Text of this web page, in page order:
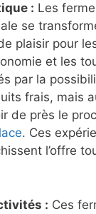
: Les
se
plaisir pour
et les
par la
frais, mais
de près le
. Ces
l’offre
: Ces